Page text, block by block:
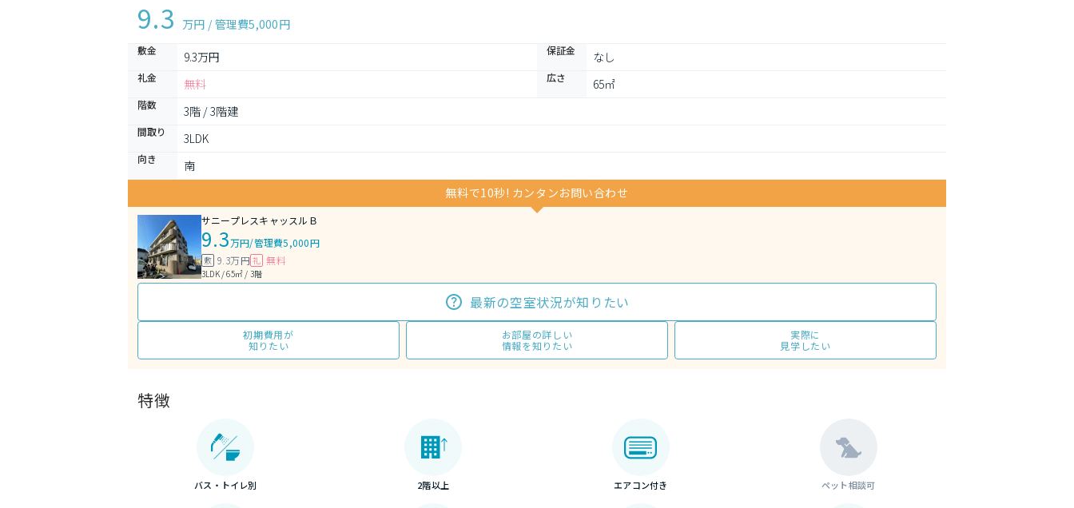
9.3 万円 / 管理費5,000円
敷金 9.3万円 保証金 なし
礼金 無料 広さ 65㎡
階数 3階 / 3階建
間取り 3LDK
向き
南
無料で10秒! カンタンお問い合わせ
サニープレスキャッスルＢ
9.3万円/管理費5,000円
敷 9.3万円 礼 無料
3LDK / 65㎡ / 3階
最新の空室状況が知りたい
初期費用が
知りたい
お部屋の詳しい
情報を知りたい
実際に
見学したい
特徴
バス・トイレ別 2階以上 エアコン付き ペット相談可